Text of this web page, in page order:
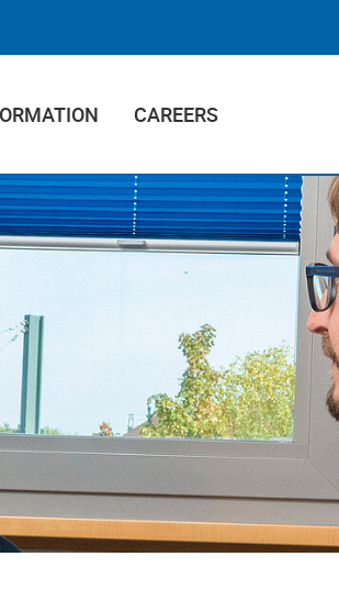
CAREERS